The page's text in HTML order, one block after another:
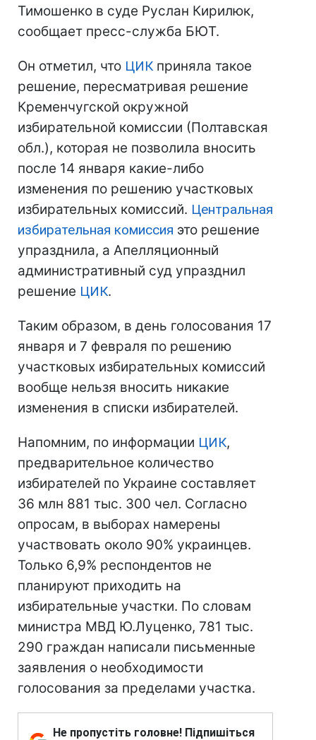
Тимошенко в суде Руслан Кирилюк,
сообщает пресс-служба БЮТ.
Он отметил, что ЦИКприняла такое
решение, пересматривая решение
Кременчугской окружной
избирательной комиссии (Полтавская
обл.), которая не позволила вносить
после 14 января какие-либо
изменения по решению участковых
избирательных комиссий. Центральная
избирательная комиссия это решение
упразднила, а Апелляционный
административный суд упразднил
решение ЦИК.
Таким образом, в день голосования 17
января и 7 февраля по решению
участковых избирательных комиссий
вообще нельзя вносить никакие
изменения в списки избирателей.
Напомним, по информации ЦИК,
предварительное количество
избирателей по Украине составляет
36 млн 881 тыс. 300 чел. Согласно
опросам, в выборах намерены
участвовать около 90% украинцев.
Только 6,9% респондентов не
планируют приходить на
избирательные участки. По словам
министра МВД Ю.Луценко, 781 тыс.
290 граждан написали письменные
заявления о необходимости
голосования за пределами участка.
Не пропустіть головне! Підпишіться